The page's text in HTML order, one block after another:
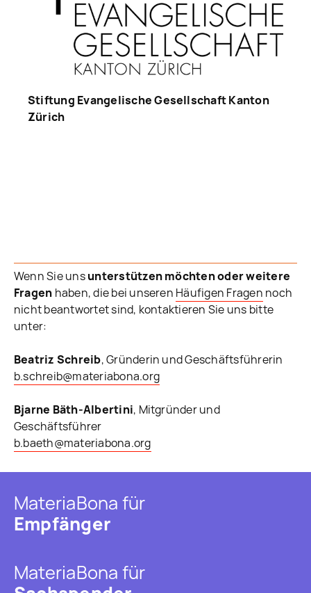
Stiftung Evangelische Gesellschaft Kanton
Zürich
Wenn Sie unsunterstützen möchten oder weitere
Fragen haben, die bei unseren Häufigen Fragen noch
nicht beantwortet sind, kontaktieren Sie uns bitte
unter:
Beatriz Schreib, Gründerin und Geschäftsführerin
b.schreib@materiabona.org
Bjarne Bäth-Albertini, Mitgründer und
Geschäftsführer
b.baeth@materiabona.org
MateriaBona für
Empfänger
MateriaBona für